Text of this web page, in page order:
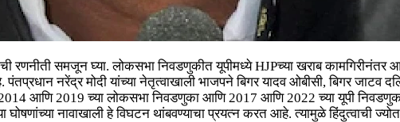
रणनीती समजून घ्या. लोकसभा निवडणुकीत यूपीमध्ये HJPच्या खराब कामगिरीनंतर
नरेंद्र मोदी यांच्या नेतृत्वाखाली भाजपने बिगर यादव ओबीसी, बिगर
आणि 2019 च्या लोकसभा निवडणुका आणि 2017 आणि 2022 च्या यूपी
नावाखाली हे विघटन थांबवण्याचा प्रयत्न करत आहे. त्यामुळे हिंदुत्वाची